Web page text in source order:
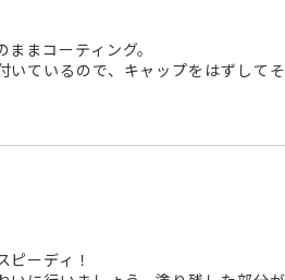
まコーティング。
いているので、キャップをはずして
ピーディ！